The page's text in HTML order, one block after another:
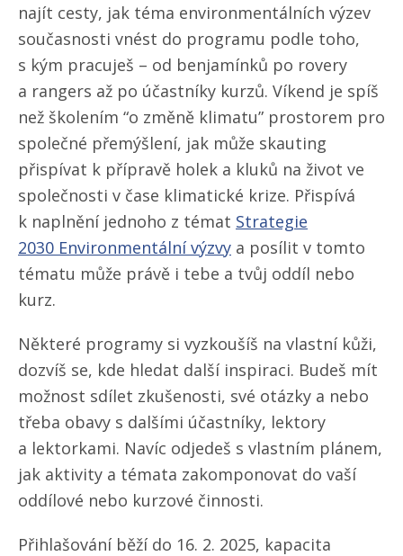
najít cesty, jak téma environmentálních výzev
současnosti vnést do programu podle toho,
s kým pracuješ – od benjamínků po rovery
a rangers až po účastníky kurzů. Víkend je spíš
než školením “o změně klimatu” prostorem pro
společné přemýšlení, jak může skauting
přispívat k přípravě holek a kluků na život ve
společnosti v čase klimatické krize. Přispívá
k naplnění jednoho z témat Strategie
2030 Environmentální výzvy a posílit v tomto
tématu může právě i tebe a tvůj oddíl nebo
kurz.
Některé programy si vyzkoušíš na vlastní kůži,
dozvíš se, kde hledat další inspiraci. Budeš mít
možnost sdílet zkušenosti, své otázky a nebo
třeba obavy s dalšími účastníky, lektory
a lektorkami. Navíc odjedeš s vlastním plánem,
jak aktivity a témata zakomponovat do vaší
oddílové nebo kurzové činnosti.
Přihlašování běží do 16. 2. 2025, kapacita